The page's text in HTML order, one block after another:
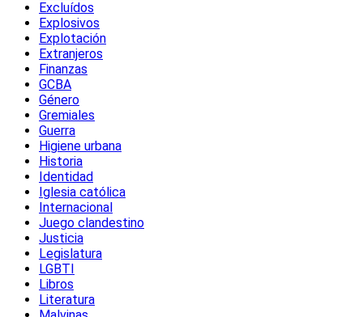
Excluídos
Explosivos
Explotación
Extranjeros
Finanzas
GCBA
Género
Gremiales
Guerra
Higiene urbana
Historia
Identidad
Iglesia católica
Internacional
Juego clandestino
Justicia
Legislatura
LGBTI
Libros
Literatura